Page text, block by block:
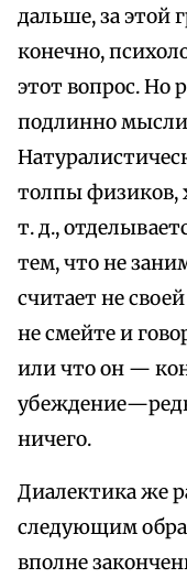
дальше, за
конечно,
этот вопрос. Но
подлинно
толпы физиков,
т. д.,
тем, что не
считает не
не смейте и
или что он —
ничего.
Диалектика же
следующим
вполне